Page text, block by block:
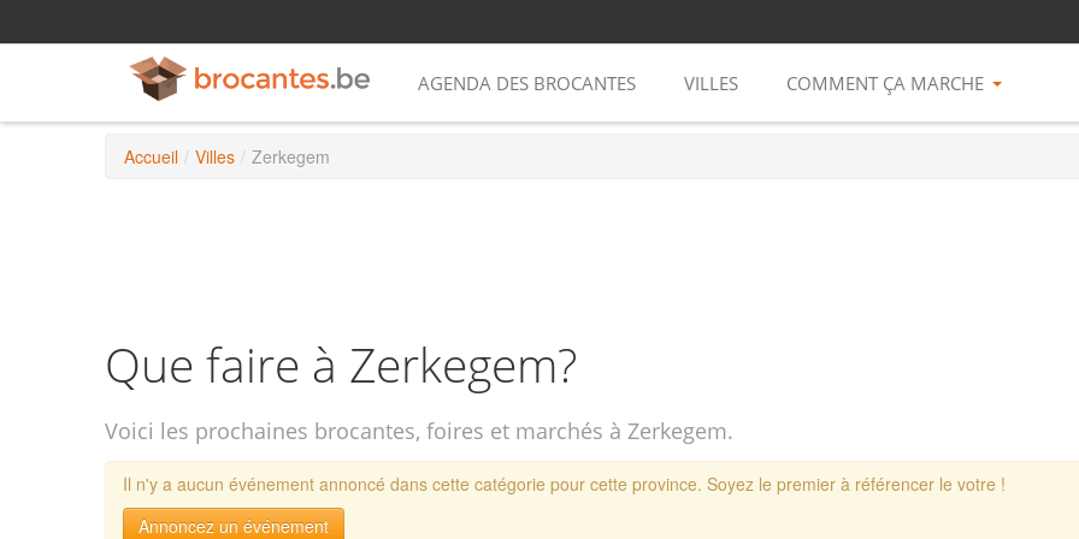
AGENDA DES BROCANTES VILLES COMMENT ÇA MARCHE
Accueil / Villes / Zerkegem
Que faire à Zerkegem?
Voici les prochaines brocantes, foires et marchés à Zerkegem.
Il n'y a aucun événement annoncé dans cette catégorie pour cette province. Soyez le premier à référencer le votre !
Annoncez un événement